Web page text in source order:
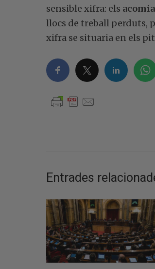
sensible xifra: els
llocs de treball perduts,
xifra se situaria en els
Entrades